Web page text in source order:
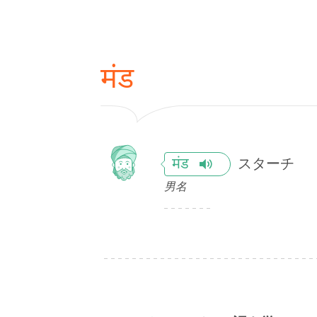
मंड
मंड スターチ
男名